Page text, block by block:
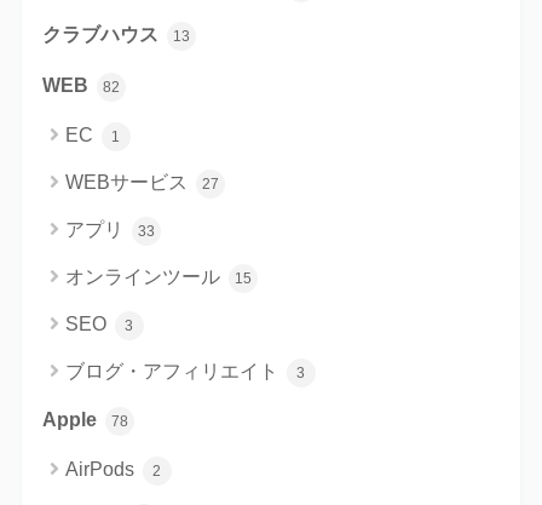
クラブハウス 13
WEB 82
EC 1
WEBサービス 27
アプリ 33
オンラインツール 15
SEO 3
ブログ・アフィリエイト 3
Apple 78
AirPods 2